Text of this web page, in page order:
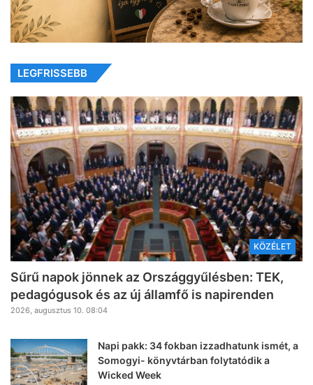
LEGFRISSEBB
KÖZÉLET
Sűrű napok jönnek az Országgyűlésben: TEK,
pedagógusok és az új államfő is napirenden
2026, augusztus 10. 08:04
Napi pakk: 34 fokban izzadhatunk ismét, a
Somogyi- könyvtárban folytatódik a
Wicked Week